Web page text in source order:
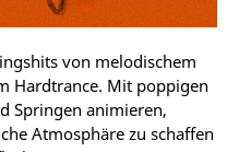
von melodischem
Hardtrance. Mit poppigen
Springen animieren,
Atmosphäre zu schaffen